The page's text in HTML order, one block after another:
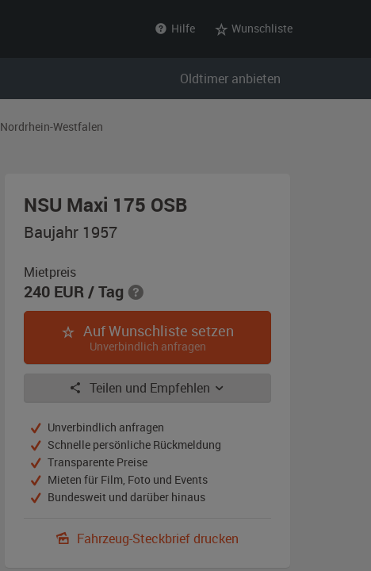
Hilfe Wunschliste
Oldtimer anbieten
Nordrhein-Westfalen
NSU Maxi 175 OSB,
Baujahr 1957
Mietpreis
240 EUR/ Tag
Auf Wunschliste setzen
Unverbindlich anfragen
Teilen und Empfehlen
Unverbindlich anfragen
Schnelle persönliche Rückmeldung
Transparente Preise
Mieten für Film, Foto und Events
Bundesweit und darüber hinaus
Fahrzeug-Steckbrief drucken